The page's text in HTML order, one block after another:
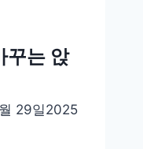
꾸는 앉
29일2025